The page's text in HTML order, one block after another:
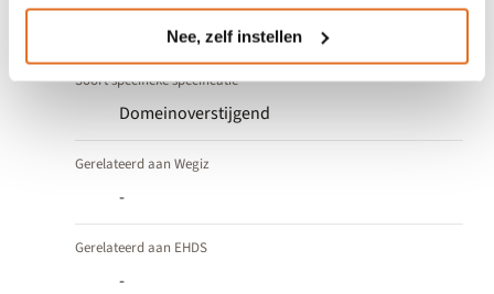
Nee, zelf instellen
Usecase specifieke specificatie
Soort specifieke specificatie
Domeinoverstijgend
Gerelateerd aan Wegiz
-
Gerelateerd aan EHDS
-